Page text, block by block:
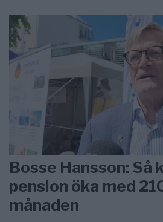
Bosse Hansson: Så
pension öka med
månaden